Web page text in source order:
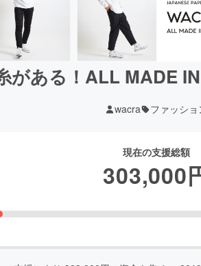
がある！ALL MADE
wacra ファッショ
現在の支援総額
303,000